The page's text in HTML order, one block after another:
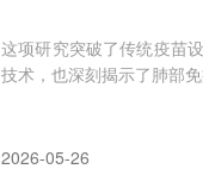
这项研究突破了传统疫苗
技术，也深刻揭示了肺部
2026-05-26